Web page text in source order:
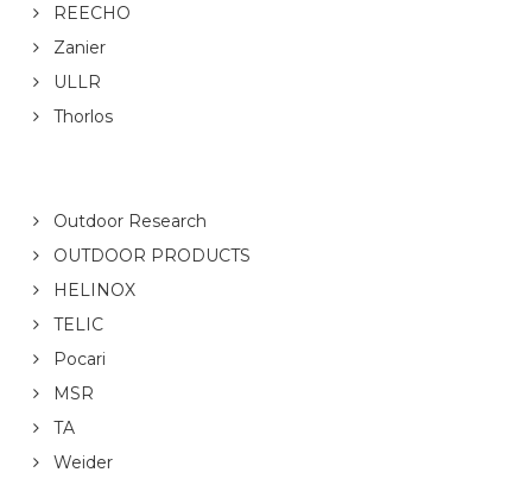
REECHO
Zanier
ULLR
Thorlos
Outdoor Research
OUTDOOR PRODUCTS
HELINOX
TELIC
Pocari
MSR
TA
Weider